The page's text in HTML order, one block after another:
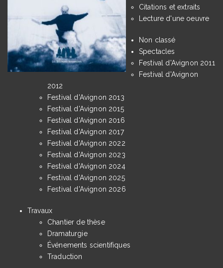
Citations et extraits
Lecture d'une oeuvre
Non classé
Spectacles
Festival d'Avignon 2011
Festival d'Avignon
2012
Festival d'Avignon 2013
Festival d'Avignon 2015
Festival d'Avignon 2016
Festival d'Avignon 2017
Festival d'Avignon 2022
Festival d'Avignon 2023
Festival d'Avignon 2024
Festival d'Avignon 2025
Festival d'Avignon 2026
Travaux
Chantier de thèse
Dramaturgie
Événements scientifiques
Traduction